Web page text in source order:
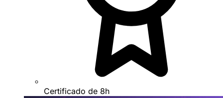
Certificado de 8h